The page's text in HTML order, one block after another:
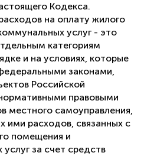
Кодекса.
на оплату жилого
услуг - это
категориям
и на условиях, которые
законами,
Российской
правовыми
местного самоуправления,
ими расходов, связанных с
помещения и
за счет средств